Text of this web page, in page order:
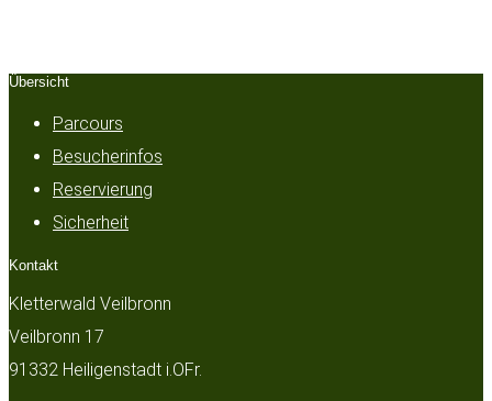
Übersicht
Parcours
Besucherinfos
Reservierung
Sicherheit
Kontakt
Kletterwald Veilbronn
Veilbronn 17
91332 Heiligenstadt i.OFr.